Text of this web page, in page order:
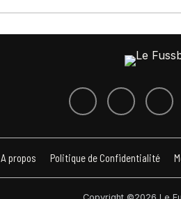
A propos Politique de Confidentialité